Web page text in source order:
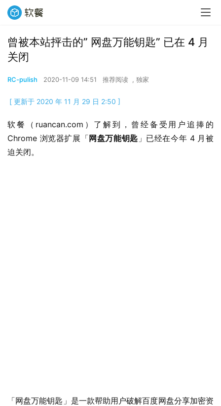
曾被本站抨击的” 网盘万能钥匙” 已在 4 月
关闭
RC-pulish 2020-11-09 14:51 推荐阅读 , 独家
[ 更新于 2020 年 11 月 29 日 2:50 ]
软餐（ruancan.com）了解到，曾经备受用户追捧的
Chrome 浏览器扩展「 网盘万能钥匙 」已经在今年 4 月被
迫关闭。
「网盘万能钥匙」是一款帮助用户破解百度网盘分享加密资